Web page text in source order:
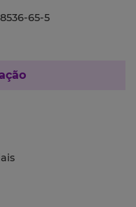
65-5